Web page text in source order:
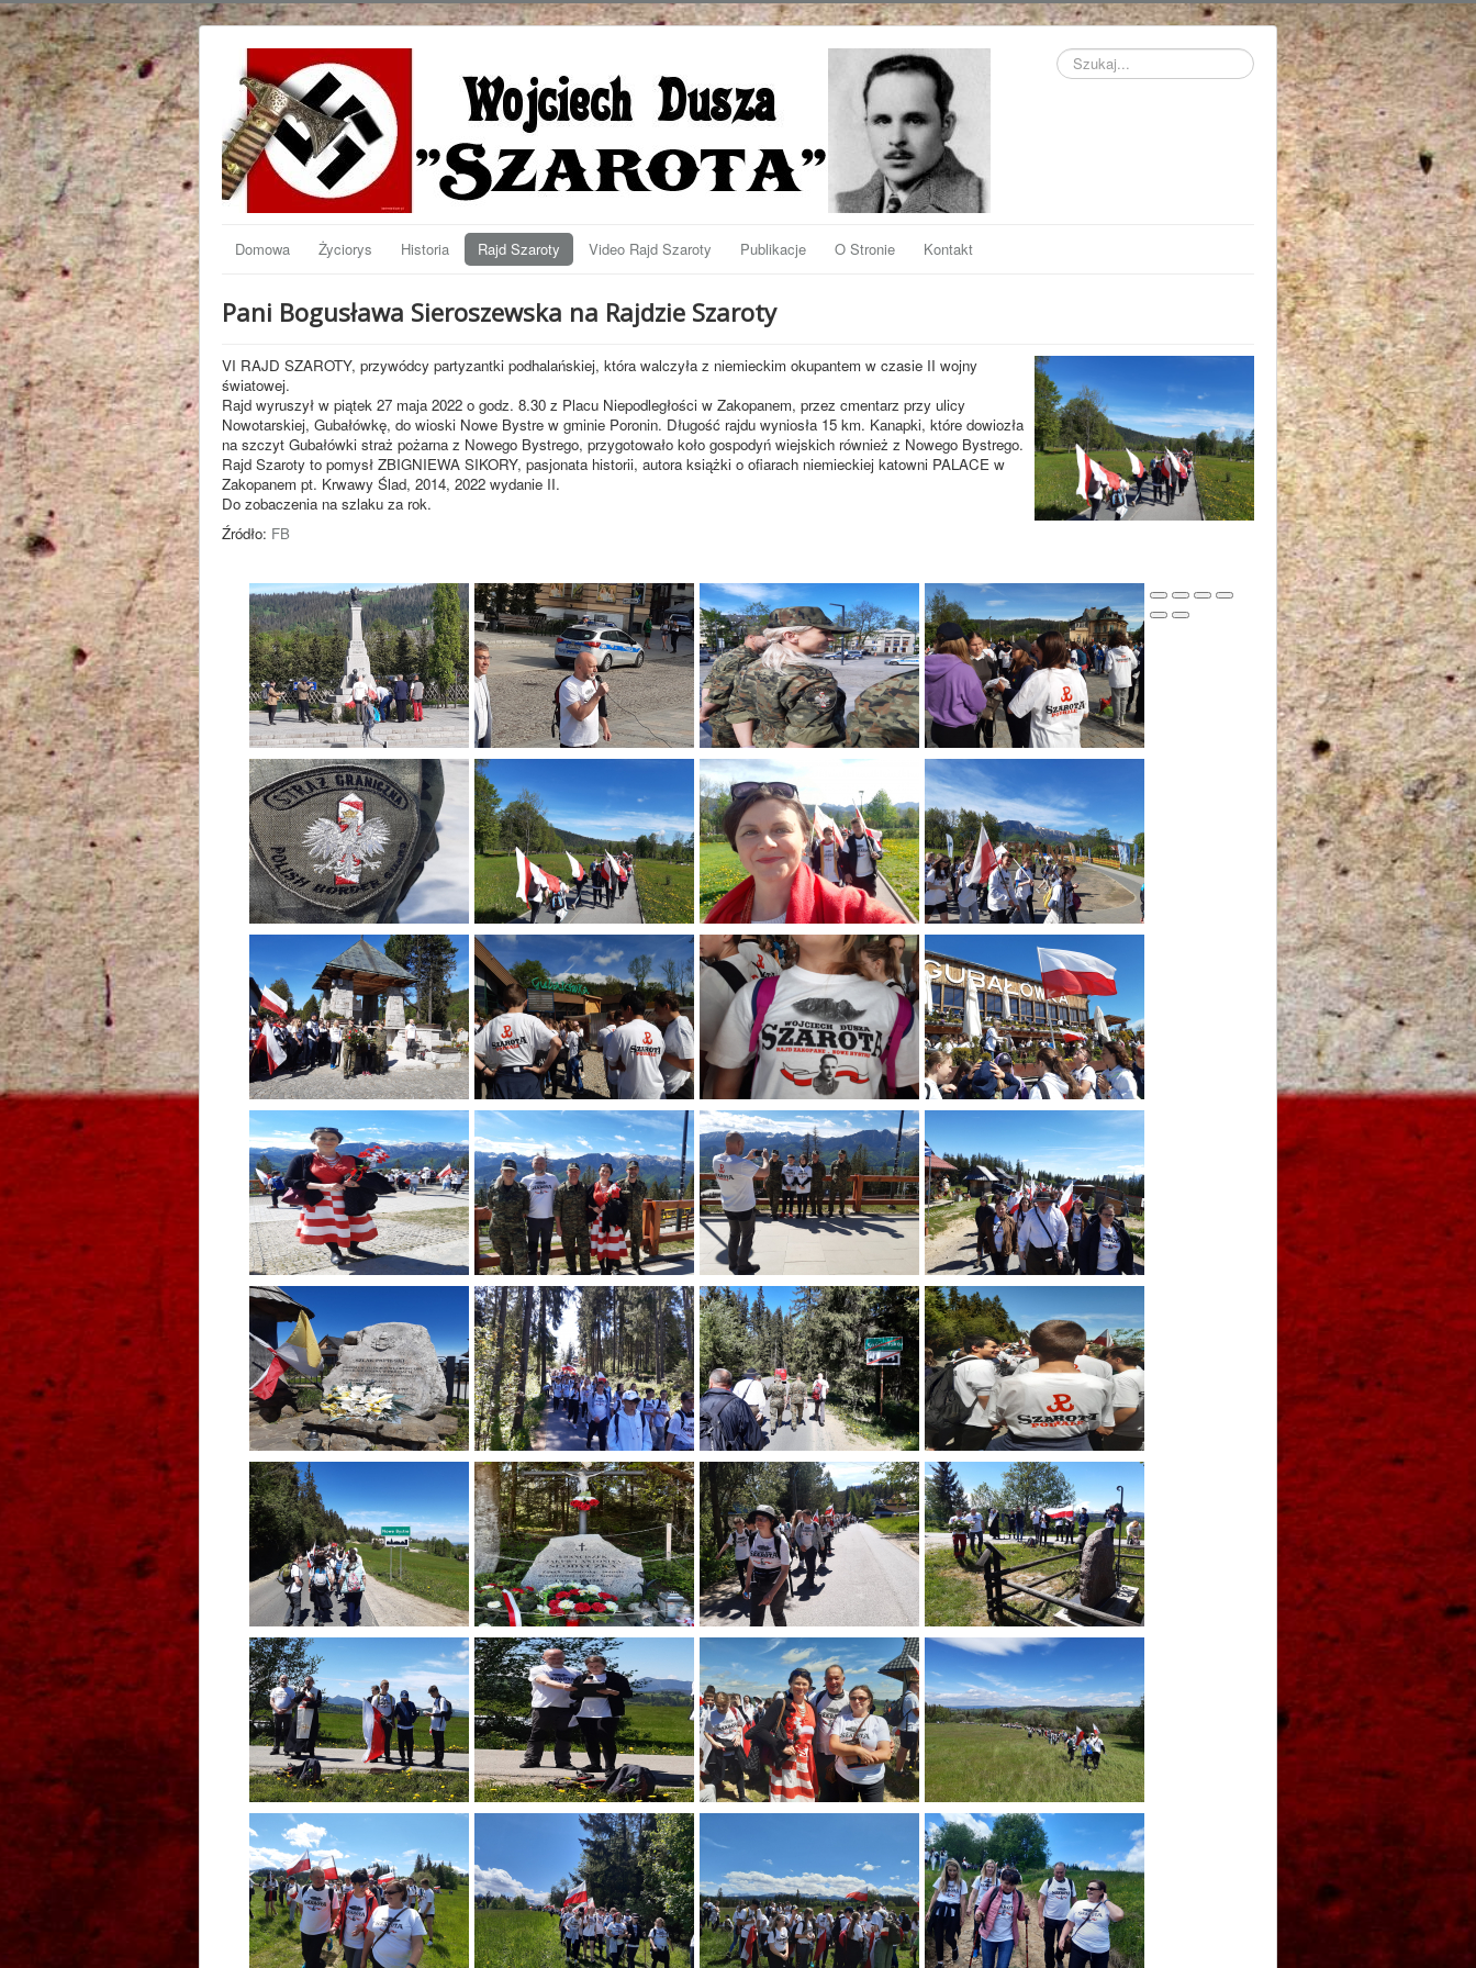
Szukaj...
Domowa Życiorys Historia Rajd Szaroty Video Rajd Szaroty Publikacje O Stronie Kontakt
Pani Bogusława Sieroszewska na Rajdzie Szaroty
VI RAJD SZAROTY, przywódcy partyzantki podhalańskiej, która walczyła z niemieckim okupantem w czasie II wojny
światowej.
Rajd wyruszył w piątek 27 maja 2022 o godz. 8.30 z Placu Niepodległości w Zakopanem, przez cmentarz przy ulicy
Nowotarskiej, Gubałówkę, do wioski Nowe Bystre w gminie Poronin. Długość rajdu wyniosła 15 km. Kanapki, które dowiozła
na szczyt Gubałówki straż pożarna z Nowego Bystrego, przygotowało koło gospodyń wiejskich również z Nowego Bystrego.
Rajd Szaroty to pomysł ZBIGNIEWA SIKORY, pasjonata historii, autora książki o ofiarach niemieckiej katowni PALACE w
Zakopanem pt. Krwawy Ślad, 2014, 2022 wydanie II.
Do zobaczenia na szlaku za rok.
Źródło: FB